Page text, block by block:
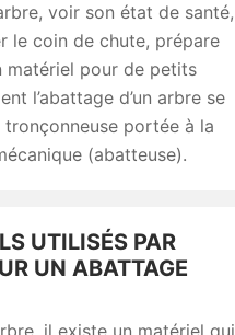
voir son état de santé,
le coin de chute, prépare
matériel pour de petits
l’abattage d’un arbre se
portée à la
(abatteuse).
UTILISÉS PAR
UN ABATTAGE
il existe un matériel qui